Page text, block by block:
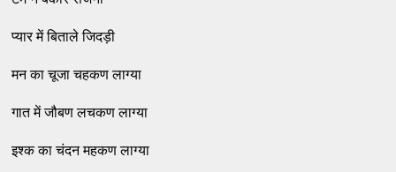
प्‍यार में बिताले जिदड़ी
मन का चूजा चहकण लाग्‍या
गात में जौबण लचकण लाग्‍या
इश्‍क का चंदन महकण लाग्‍या